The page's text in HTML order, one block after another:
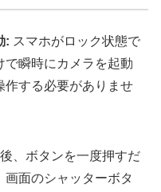
: スマホがロック状態で
で瞬時にカメラを起動
作する必要がありませ
、ボタンを一度押すだ
面のシャッターボタ